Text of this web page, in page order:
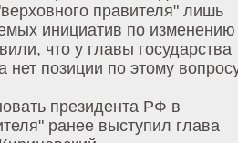
правителя" лишь
инициатив по изменению
что у главы государства
позиции по этому
президента РФ в
ранее выступил глава